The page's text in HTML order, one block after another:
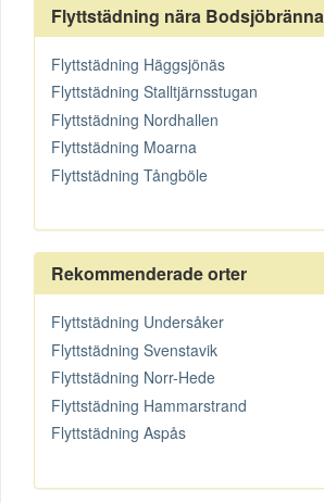
Flyttstädning nära Bodsjöbränna
Flyttstädning Häggsjönäs
Flyttstädning Stalltjärnsstugan
Flyttstädning Nordhallen
Flyttstädning Moarna
Flyttstädning Tångböle
Rekommenderade orter
Flyttstädning Undersåker
Flyttstädning Svenstavik
Flyttstädning Norr-Hede
Flyttstädning Hammarstrand
Flyttstädning Aspås